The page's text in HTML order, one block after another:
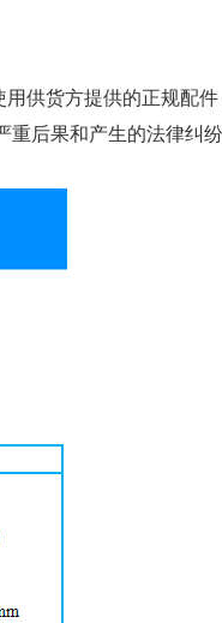
供货方提供的正规配
后果和产生的法律纠